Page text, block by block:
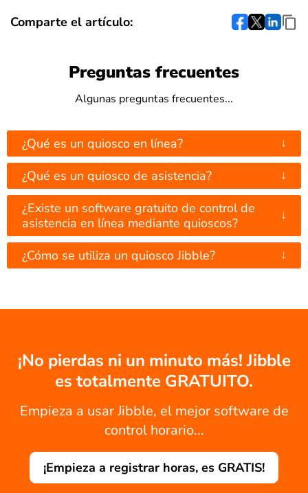
Comparte el artículo:
Preguntas frecuentes
Algunas preguntas frecuentes...
¿Qué es un quiosco en línea? ↓
¿Qué es un quiosco de asistencia? ↓
¿Existe un software gratuito de control de
asistencia en línea mediante quioscos?
↓
¿Cómo se utiliza un quiosco Jibble? ↓
¡No pierdas ni un minuto más! Jibble
es totalmente GRATUITO.
Empieza a usar Jibble, el mejor software de
control horario...
¡Empieza a registrar horas, es GRATIS!